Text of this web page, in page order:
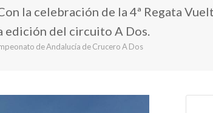
la celebración de la 4ª Regata
edición del circuito A Dos.
de Andalucía de Crucero A Dos